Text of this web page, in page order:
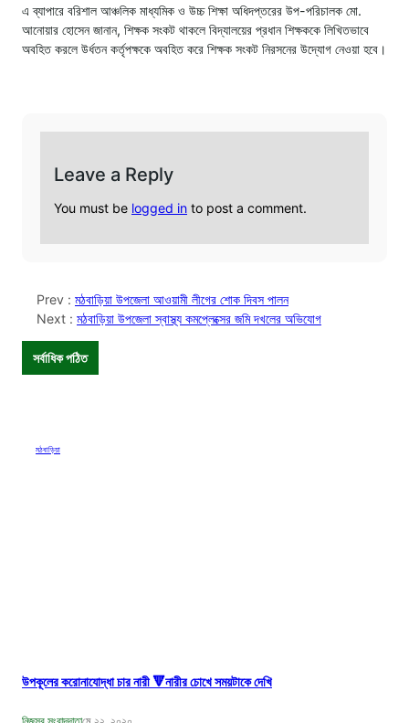
এ ব্যাপারে বরিশাল আঞ্চলিক মাধ্যমিক ও উচ্চ শিক্ষা অধিদপ্তরের উপ-পরিচালক মো.
আনোয়ার হোসেন জানান, শিক্ষক সংকট থাকলে বিদ্যালয়ের প্রধান শিক্ষককে লিখিতভাবে
অবহিত করলে উর্ধতন কর্তৃপক্ষকে অবহিত করে শিক্ষক সংকট নিরসনের উদ্যোগ নেওয়া হবে।
Leave a Reply
You must be logged in to post a comment.
Prev : মঠবাড়িয়া উপজেলা আওয়ামী লীগের শোক দিবস পালন
Next : মঠবাড়িয়া উপজেলা স্বাস্থ্য কমপ্লেক্সের জমি দখলের অভিযোগ
সর্বাধিক পঠিত
মঠবাড়িয়া
উপকূলের করোনাযোদ্ধা চার নারী 🔻নারীর চোখে সময়টাকে দেখি